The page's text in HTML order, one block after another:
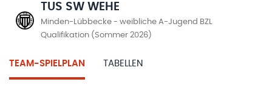
TUS SW WEHE
Minden-Lübbecke - weibliche A-Jugend BZL
Qualifikation (Sommer 2026)
TEAM-SPIELPLAN TABELLEN